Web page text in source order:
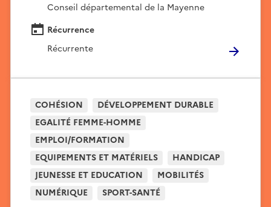
Conseil départemental de la Mayenne
Récurrence
Récurrente
COHÉSION
DÉVELOPPEMENT DURABLE
EGALITÉ FEMME-HOMME
EMPLOI/FORMATION
EQUIPEMENTS ET MATÉRIELS
HANDICAP
JEUNESSE ET EDUCATION
MOBILITÉS
NUMÉRIQUE
SPORT-SANTÉ